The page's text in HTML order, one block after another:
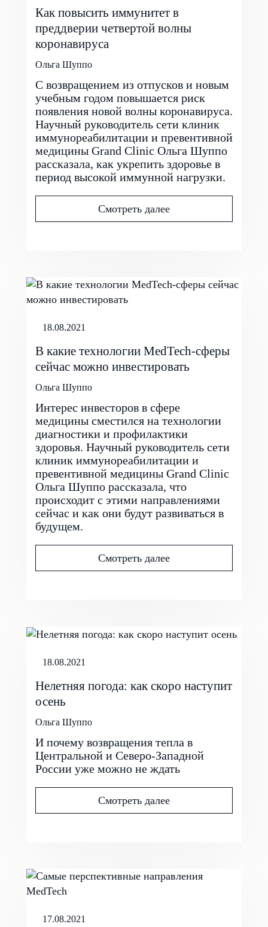
Как повысить иммунитет в
преддверии четвертой волны
коронавируса
Ольга Шуппо
С возвращением из отпусков и новым
учебным годом повышается риск
появления новой волны коронавируса.
Научный руководитель сети клиник
иммунореабилитации и превентивной
медицины Grand Clinic Ольга Шуппо
рассказала, как укрепить здоровье в
период высокой иммунной нагрузки.
Смотреть далее
18.08.2021
В какие технологии MedTech-сферы
сейчас можно инвестировать
Ольга Шуппо
Интерес инвесторов в сфере
медицины сместился на технологии
диагностики и профилактики
здоровья. Научный руководитель сети
клиник иммунореабилитации и
превентивной медицины Grand Clinic
Ольга Шуппо рассказала, что
происходит с этими направлениями
сейчас и как они будут развиваться в
будущем.
Смотреть далее
18.08.2021
Нелетняя погода: как скоро наступит
осень
Ольга Шуппо
И почему возвращения тепла в
Центральной и Северо-Западной
России уже можно не ждать
Смотреть далее
17.08.2021